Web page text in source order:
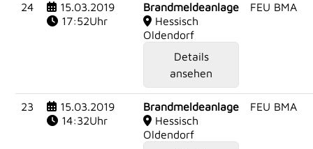
24
15.03.2019
17:52Uhr
Brandmeldeanlage
Hessisch
Oldendorf
Details
ansehen
FEU BMA
23
15.03.2019
14:32Uhr
Brandmeldeanlage
Hessisch
Oldendorf
FEU BMA